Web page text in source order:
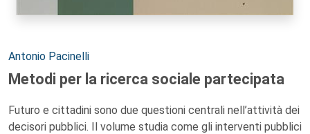
Autori:
Antonio Pacinelli
Metodi per la ricerca sociale partecipata
Futuro e cittadini sono due questioni centrali nell’attività dei
decisori pubblici. Il volume studia come gli interventi pubblici